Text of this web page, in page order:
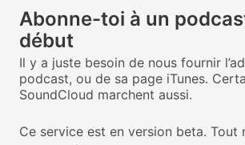
Abonne-toi à un
début
Il y a juste besoin de nous fournir
podcast, ou de sa page iTunes.
SoundCloud marchent aussi.
Ce service est en version beta. Tout